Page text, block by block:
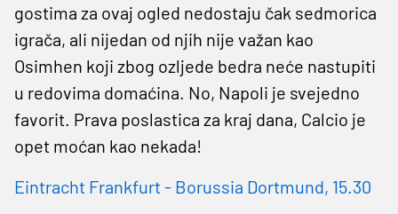
gostima za ovaj ogled nedostaju čak sedmorica
igrača, ali nijedan od njih nije važan kao
Osimhen koji zbog ozljede bedra neće nastupiti
u redovima domaćina. No, Napoli je svejedno
favorit. Prava poslastica za kraj dana, Calcio je
opet moćan kao nekada!
Eintracht Frankfurt - Borussia Dortmund, 15.30